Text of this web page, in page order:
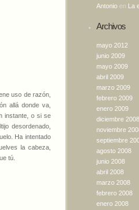
uso de razón,
allá donde va,
instante, o si se
desordenado,
Ha intentado
la cabeza,
tú.
Antonio en La
Archivos
mayo 2012
junio 2009
mayo 2009
abril 2009
marzo 2009
febrero 2009
enero 2009
diciembre 2008
noviembre
septiembre
agosto 2008
junio 2008
abril 2008
marzo 2008
febrero 2008
enero 2008